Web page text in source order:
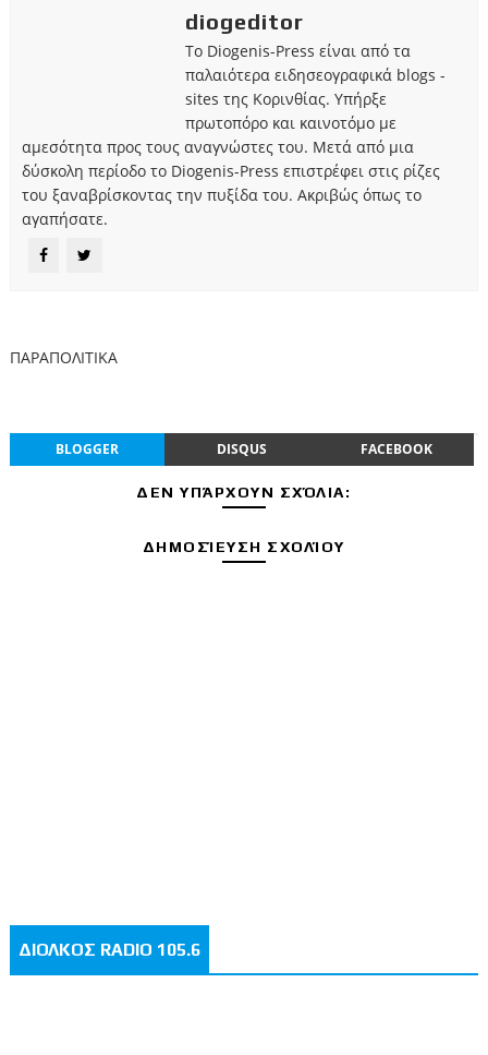
diogeditor
Το Diogenis-Press είναι από τα
παλαιότερα ειδησεογραφικά blogs -
sites της Κορινθίας. Υπήρξε
πρωτοπόρο και καινοτόμο με
αμεσότητα προς τους αναγνώστες του. Μετά από μια
δύσκολη περίοδο το Diogenis-Press επιστρέφει στις ρίζες
του ξαναβρίσκοντας την πυξίδα του. Ακριβώς όπως το
αγαπήσατε.
ΠΑΡΑΠΟΛΙΤΙΚΑ
BLOGGER DISQUS FACEBOOK
ΔΕΝ ΥΠΆΡΧΟΥΝ ΣΧΌΛΙΑ:
ΔΗΜΟΣΊΕΥΣΗ ΣΧΟΛΊΟΥ
ΔΙΟΛΚΟΣ RADIO 105.6